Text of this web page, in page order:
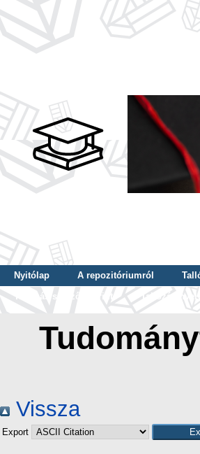
Nyitólap A repozitóriumról
Tallózás szerző szerint
Tallózás
Vissza
Export